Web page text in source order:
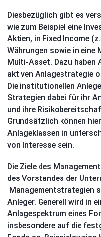
Diesbezüglich gibt es
wie zum Beispiel eine
Aktien, in Fixed Income
Währungen sowie in
Multi-Asset. Dazu haben
aktiven Anlagestrategie
Die institutionellen
Strategien dabei für ihr
und ihre
Grundsätzlich können
Anlageklassen in
von Interesse sein.
Die Ziele des
des Vorstandes der
Managementstrategien
Anleger. Generell wird in
Anlagespektrum eines
insbesondere auf die